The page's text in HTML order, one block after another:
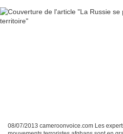
08/07/2013 cameroonvoice.com Les